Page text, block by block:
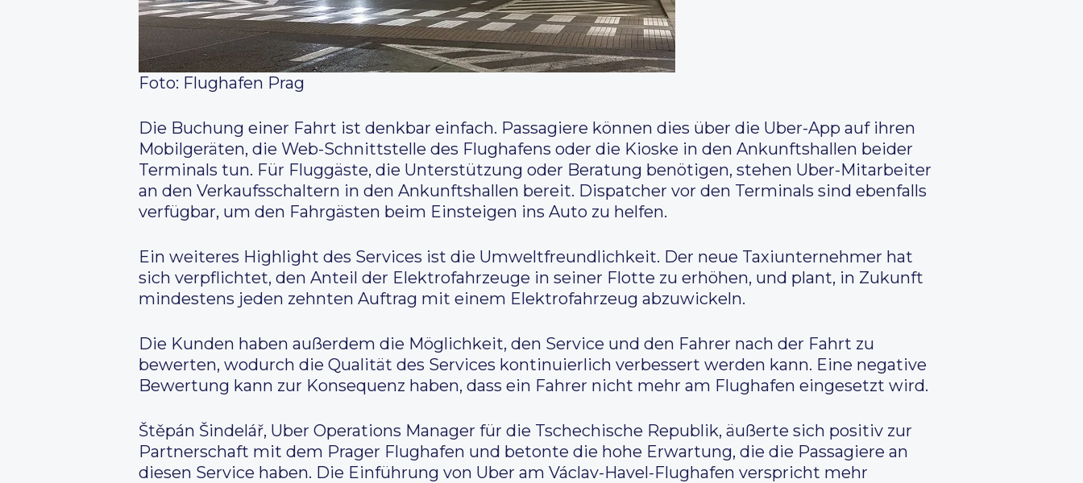
Foto: Flughafen Prag
Die Buchung einer Fahrt ist denkbar einfach. Passagiere können dies über die Uber-App auf ihren
Mobilgeräten, die Web-Schnittstelle des Flughafens oder die Kioske in den Ankunftshallen beider
Terminals tun. Für Fluggäste, die Unterstützung oder Beratung benötigen, stehen Uber-Mitarbeiter
an den Verkaufsschaltern in den Ankunftshallen bereit. Dispatcher vor den Terminals sind ebenfalls
verfügbar, um den Fahrgästen beim Einsteigen ins Auto zu helfen.
Ein weiteres Highlight des Services ist die Umweltfreundlichkeit. Der neue Taxiunternehmer hat
sich verpflichtet, den Anteil der Elektrofahrzeuge in seiner Flotte zu erhöhen, und plant, in Zukunft
mindestens jeden zehnten Auftrag mit einem Elektrofahrzeug abzuwickeln.
Die Kunden haben außerdem die Möglichkeit, den Service und den Fahrer nach der Fahrt zu
bewerten, wodurch die Qualität des Services kontinuierlich verbessert werden kann. Eine negative
Bewertung kann zur Konsequenz haben, dass ein Fahrer nicht mehr am Flughafen eingesetzt wird.
Štěpán Šindelář, Uber Operations Manager für die Tschechische Republik, äußerte sich positiv zur
Partnerschaft mit dem Prager Flughafen und betonte die hohe Erwartung, die die Passagiere an
diesen Service haben. Die Einführung von Uber am Václav-Havel-Flughafen verspricht mehr